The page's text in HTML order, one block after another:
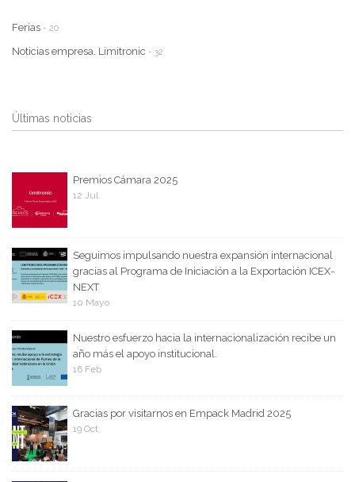
Ferias - 20
Noticias empresa. Limitronic - 32
Últimas noticias
Premios Cámara 2025
12 Jul
Seguimos impulsando nuestra expansión internacional
gracias al Programa de Iniciación a la Exportación ICEX-
NEXT
10 Mayo
Nuestro esfuerzo hacia la internacionalización recibe un
año más el apoyo institucional.
16 Feb
Gracias por visitarnos en Empack Madrid 2025
19 Oct